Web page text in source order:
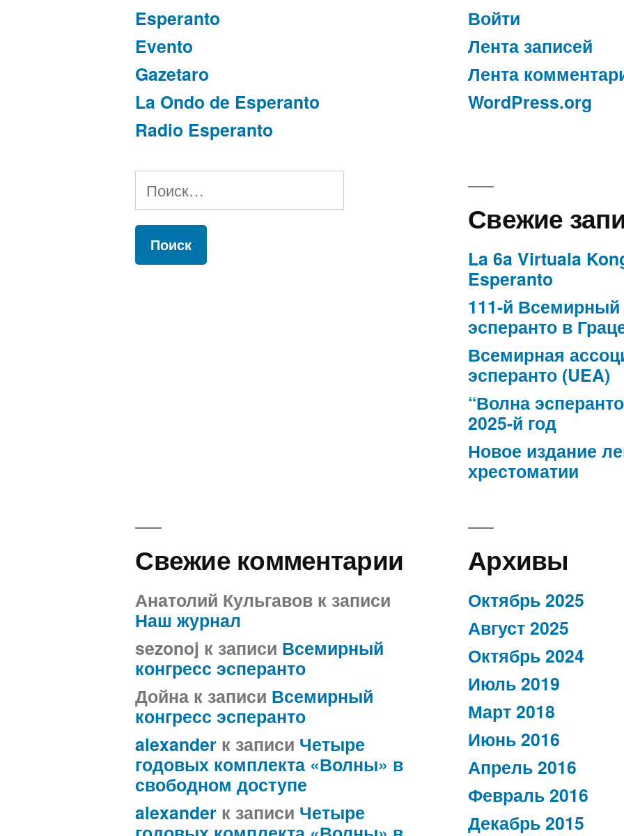
Esperanto
Evento
Gazetaro
La Ondo de Esperanto
Radio Esperanto
Войти
Лента записей
Лента
WordPress.org
Найти:
Свежие
La 6a Virtuala
Esperanto
111-й Всемирный
эсперанто в
Всемирная
эсперанто (UEA)
“Волна
2025-й год
Новое издание
хрестоматии
Свежие комментарии
Анатолий Кульгавов к записи
Наш журнал
sezonoj к записи Всемирный
конгресс эсперанто
Дойна к записи Всемирный
конгресс эсперанто
alexander к записи Четыре
годовых комплекта «Волны» в
свободном доступе
alexander к записи Четыре
Архивы
Октябрь 2025
Август 2025
Октябрь 2024
Июль 2019
Март 2018
Июнь 2016
Апрель 2016
Февраль 2016
Декабрь 2015